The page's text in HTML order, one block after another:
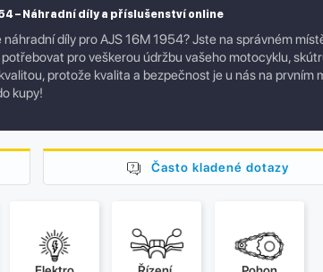
– Náhradní díly a příslušenství online
díly pro AJS 16M 1954? Jste na správném
pro veškerou údržbu vašeho motocyklu,
protože kvalita a bezpečnost je u nás na prvním
kupy!
Často kladené dotazy